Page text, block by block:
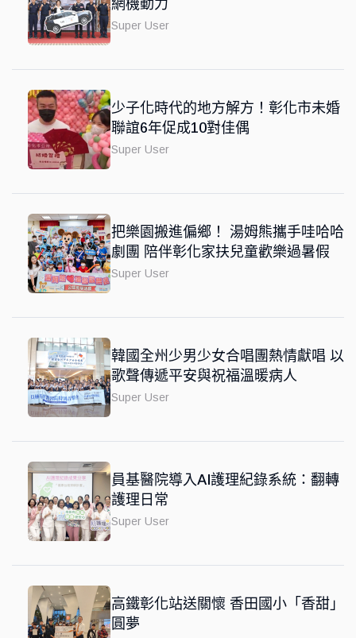
網機動力
Super User
少子化時代的地方解方！彰化市未婚
聯誼6年促成10對佳偶
Super User
把樂園搬進偏鄉！ 湯姆熊攜手哇哈哈
劇團 陪伴彰化家扶兒童歡樂過暑假
Super User
韓國全州少男少女合唱團熱情獻唱 以
歌聲傳遞平安與祝福溫暖病人
Super User
員基醫院導入AI護理紀錄系統：翻轉
護理日常
Super User
高鐵彰化站送關懷 香田國小「香甜」
圓夢